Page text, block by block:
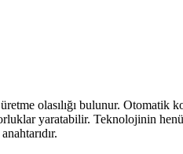
olasılığı bulunur.
yaratabilir. Teknolojinin